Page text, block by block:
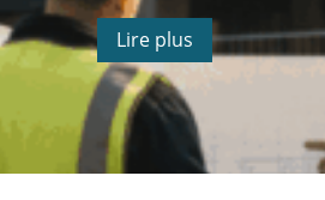
Lire plus